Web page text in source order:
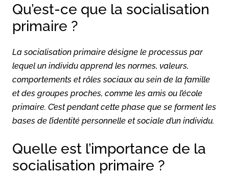
Qu’est-ce que la socialisation
primaire ?
La socialisation primaire désigne le processus par
lequel un individu apprend les normes, valeurs,
comportements et rôles sociaux au sein de la famille
et des groupes proches, comme les amis ou l’école
primaire. C’est pendant cette phase que se forment les
bases de l’identité personnelle et sociale d’un individu.
Quelle est l’importance de la
socialisation primaire ?